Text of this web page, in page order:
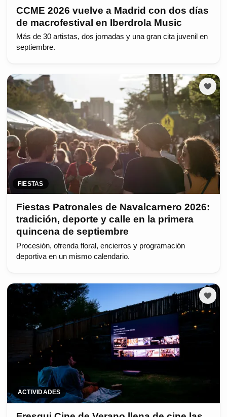
CCME 2026 vuelve a Madrid con dos días
de macrofestival en Iberdrola Music
Más de 30 artistas, dos jornadas y una gran cita juvenil en
septiembre.
FIESTAS
Fiestas Patronales de Navalcarnero 2026:
tradición, deporte y calle en la primera
quincena de septiembre
Procesión, ofrenda floral, encierros y programación
deportiva en un mismo calendario.
ACTIVIDADES